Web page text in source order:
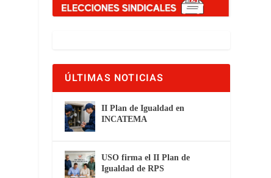
ÚLTIMAS NOTICIAS
II Plan de Igualdad en
INCATEMA
USO firma el II Plan de
Igualdad de RPS